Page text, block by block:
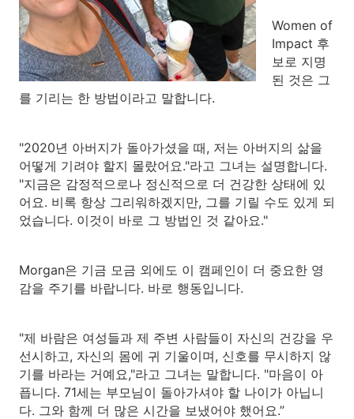
Women of
Impact 후
보로 지명
된 것은 그
를 기리는 한 방법이라고 말합니다.
"2020년 아버지가 돌아가셨을 때, 저는 아버지의 삶을
어떻게 기려야 할지 몰랐어요."라고 그녀는 설명합니다.
"지금은 감정적으로나 정신적으로 더 건강한 상태에 있
어요. 비록 항상 그리워하겠지만, 그를 기릴 수도 있게 되
었습니다. 이것이 바로 그 방법인 것 같아요."
Morgan은 기금 모금 외에도 이 캠페인이 더 중요한 영
감을 주기를 바랍니다. 바로 행동입니다.
"제 바람은 여성들과 제 주변 사람들이 자신의 건강을 우
선시하고, 자신의 몸에 귀 기울이며, 신호를 무시하지 않
기를 바라는 거예요,"라고 그녀는 말합니다. "마음이 아
픕니다. 71세는 부모님이 돌아가셔야 할 나이가 아닙니
다. 그와 함께 더 많은 시간을 보냈어야 했어요.”